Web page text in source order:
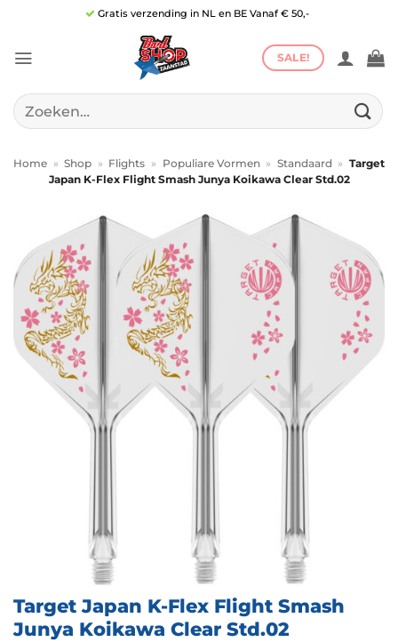
inhoud
Gratis verzending in NL en BE Vanaf € 50,-
SALE!
Zoeken
naar:
Home » Shop » Flights » Populiare Vormen » Standaard » Target
Japan K-Flex Flight Smash Junya Koikawa Clear Std.02
Target Japan K-Flex Flight Smash
Junya Koikawa Clear Std.02